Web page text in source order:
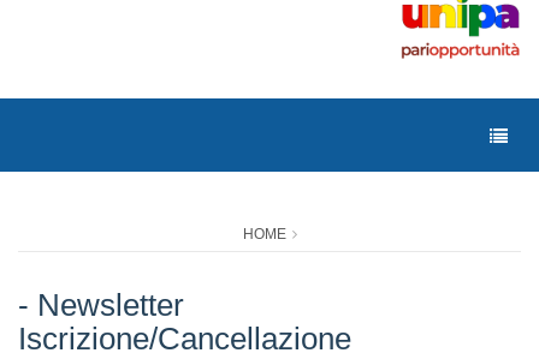
HOME
- Newsletter
Iscrizione/Cancellazione